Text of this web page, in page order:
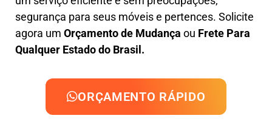
segurança para seus móveis e pertences. Solicite
agora um Orçamento de Mudança ou Frete Para
Qualquer Estado do Brasil.
ORÇAMENTO RÁPIDO